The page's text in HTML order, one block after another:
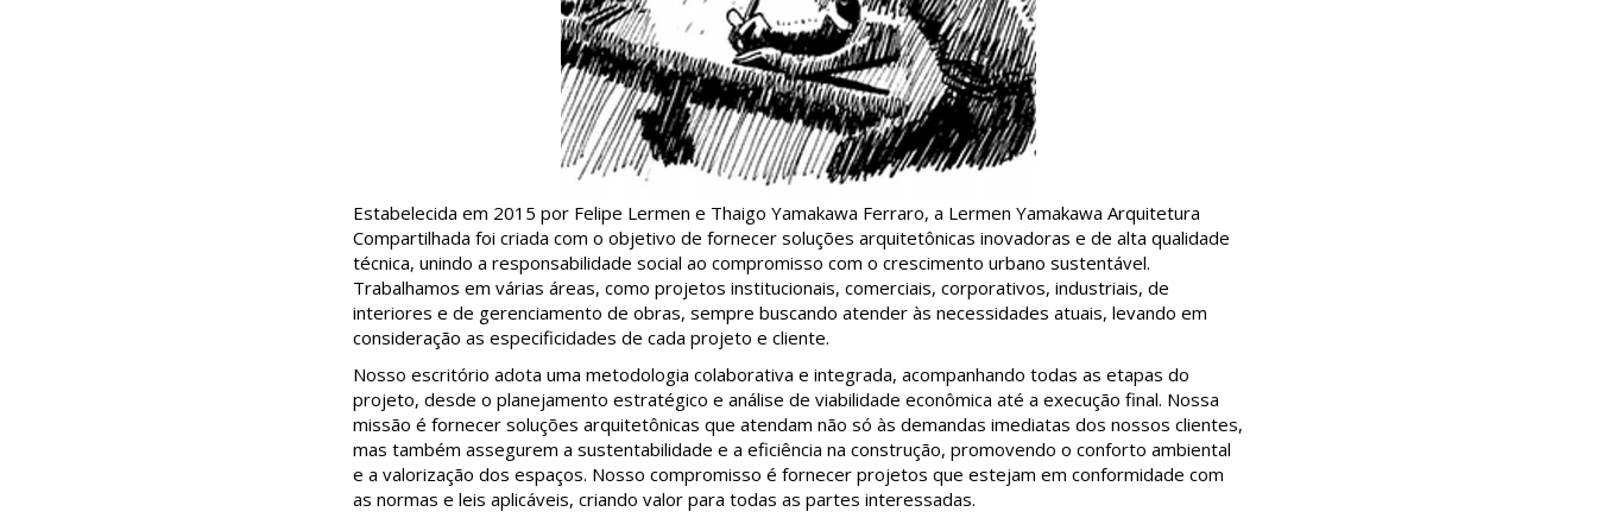
Estabelecida em 2015 por Felipe Lermen e Thaigo Yamakawa Ferraro, a Lermen Yamakawa Arquitetura
Compartilhada foi criada com o objetivo de fornecer soluções arquitetônicas inovadoras e de alta qualidade
técnica, unindo a responsabilidade social ao compromisso com o crescimento urbano sustentável.
Trabalhamos em várias áreas, como projetos institucionais, comerciais, corporativos, industriais, de
interiores e de gerenciamento de obras, sempre buscando atender às necessidades atuais, levando em
consideração as especificidades de cada projeto e cliente.
Nosso escritório adota uma metodologia colaborativa e integrada, acompanhando todas as etapas do
projeto, desde o planejamento estratégico e análise de viabilidade econômica até a execução final. Nossa
missão é fornecer soluções arquitetônicas que atendam não só às demandas imediatas dos nossos clientes,
mas também assegurem a sustentabilidade e a eficiência na construção, promovendo o conforto ambiental
e a valorização dos espaços. Nosso compromisso é fornecer projetos que estejam em conformidade com
as normas e leis aplicáveis, criando valor para todas as partes interessadas.